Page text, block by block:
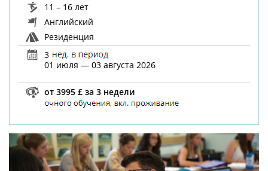
11 – 16 лет
Английский
Резиденция
3
01 июля — 03 августа 2026
от 3995 £ за 3 недели